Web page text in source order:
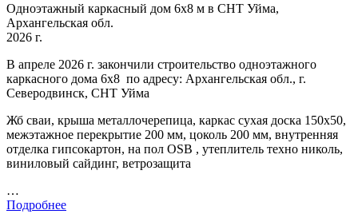
Одноэтажный каркасный дом 6х8 м в СНТ Уйма,
Архангельская обл.
2026 г.
В апреле 2026 г. закончили строительство одноэтажного
каркасного дома 6х8 по адресу: Архангельская обл., г.
Северодвинск, СНТ Уйма
Жб сваи, крыша металлочерепица, каркас сухая доска 150х50,
межэтажное перекрытие 200 мм, цоколь 200 мм, внутренняя
отделка гипсокартон, на пол OSB , утеплитель техно николь,
виниловый сайдинг, ветрозащита
…
Подробнее